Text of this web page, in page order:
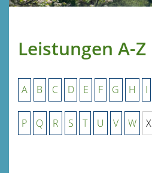
Leistungen A-Z
A B C D E F G H I
P Q R S T U V W X